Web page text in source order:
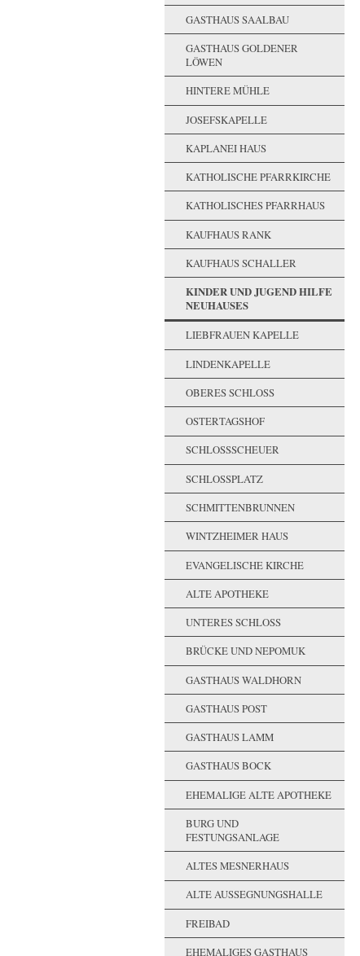
GASTHAUS SAALBAU
GASTHAUS GOLDENER
LÖWEN
HINTERE MÜHLE
JOSEFSKAPELLE
KAPLANEI HAUS
KATHOLISCHE PFARRKIRCHE
KATHOLISCHES PFARRHAUS
KAUFHAUS RANK
KAUFHAUS SCHALLER
KINDER UND JUGEND HILFE
NEUHAUSES
LIEBFRAUEN KAPELLE
LINDENKAPELLE
OBERES SCHLOSS
OSTERTAGSHOF
SCHLOSSSCHEUER
SCHLOSSPLATZ
SCHMITTENBRUNNEN
WINTZHEIMER HAUS
EVANGELISCHE KIRCHE
ALTE APOTHEKE
UNTERES SCHLOSS
BRÜCKE UND NEPOMUK
GASTHAUS WALDHORN
GASTHAUS POST
GASTHAUS LAMM
GASTHAUS BOCK
EHEMALIGE ALTE APOTHEKE
BURG UND
FESTUNGSANLAGE
ALTES MESNERHAUS
ALTE AUSSEGNUNGSHALLE
FREIBAD
EHEMALIGES GASTHAUS